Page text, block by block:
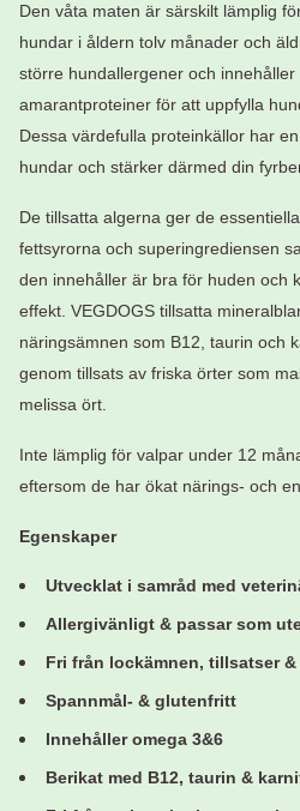
Den våta maten är särskilt lämplig
hundar i åldern tolv månader och
större hundallergener och innehåller
amarantproteiner för att uppfylla
Dessa värdefulla proteinkällor har
hundar och stärker därmed din
De tillsatta algerna ger de
fettsyrorna och superingrediensen
den innehåller är bra för huden och
effekt. VEGDOGS tillsatta
näringsämnen som B12, taurin och
genom tillsats av friska örter som
melissa ört.
Inte lämplig för valpar under 12
eftersom de har ökat närings- och
Egenskaper
Utvecklat i samråd med
Allergivänligt & passar som
Fri från lockämnen, tillsatser
Spannmål- & glutenfritt
Innehåller omega 3&6
Berikat med B12, taurin &